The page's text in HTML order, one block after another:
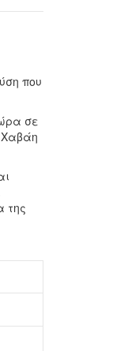
100ml
που
σε
Χαβάη
της